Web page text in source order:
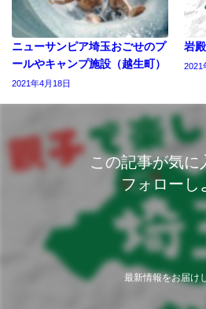
ニューサンピア埼玉おごせのプ
ールやキャンプ施設（越生町）
2021年4月18日
岩
2021
この記事が気に
フォローし
最新情報をお届け